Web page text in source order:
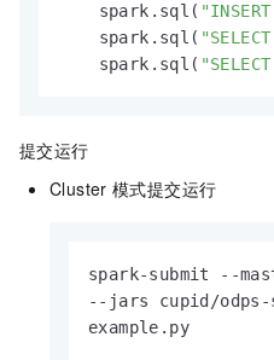
    spark.sql(
    spark.sql(
    spark.sql(
提交运行
Cluster 模式提交运行
spark-submit --
--jars cupid/odps-
example.py